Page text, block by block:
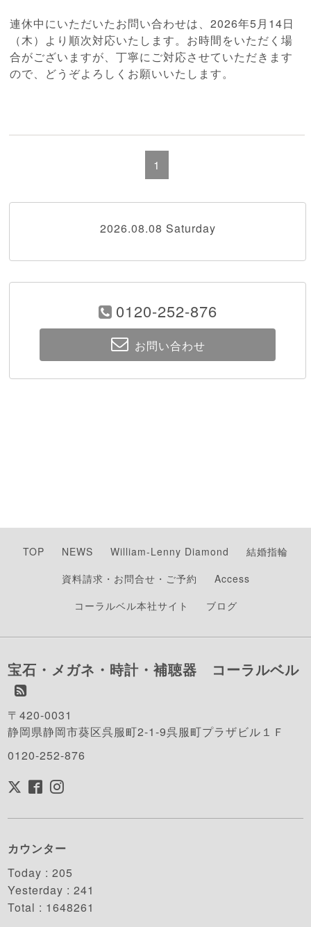
連休中にいただいたお問い合わせは、2026年5月14日
（木）より順次対応いたします。お時間をいただく場
合がございますが、丁寧にご対応させていただきます
ので、どうぞよろしくお願いいたします。
1
2026.08.08 Saturday
0120-252-876
お問い合わせ
TOP NEWS William-Lenny Diamond
結婚指輪
資料請求・お問合せ・ご予約
Access
コーラルベル本社サイト
ブログ
宝石・メガネ・時計・補聴器 コーラルベル
〒420-0031
静岡県静岡市葵区呉服町2-1-9呉服町プラザビル１Ｆ
0120-252-876
カウンター
Today :205
Yesterday :241
Total : 1648261